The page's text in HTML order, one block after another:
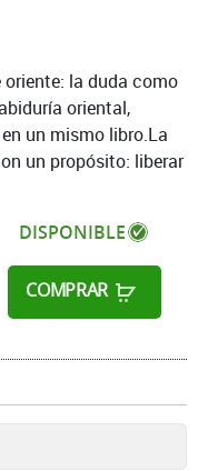
DISPONIBLE
COMPRAR
la duda como
oriental,
un mismo libro.La
un propósito: liberar